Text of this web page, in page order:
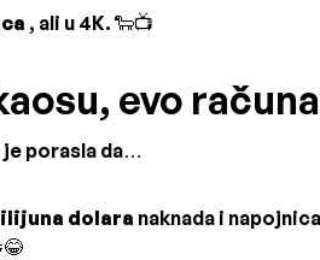
, ali u 4K. 🐑📺
evo
je porasla da…
dolara naknada i